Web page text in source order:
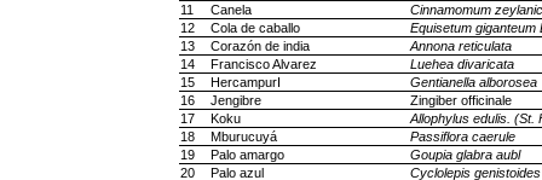
11
Canela
Cinnamomum
12
Cola de caballo
Equisetum giganteum
13
Corazón de india
Annona reticulata
14
Francisco Alvarez
Luehea divaricata
15
HercampurI
Gentianella alborosea
16
Jengibre
Zingiber officinale
17
Koku
Allophylus edulis. (St.
18
Mburucuyá
Passiflora caerule
19
Palo amargo
Goupia glabra aubl
20
Palo azul
Cyclolepis